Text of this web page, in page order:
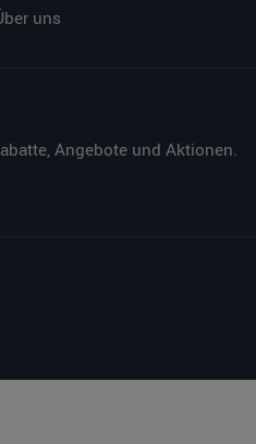
uns
Angebote und Aktionen.